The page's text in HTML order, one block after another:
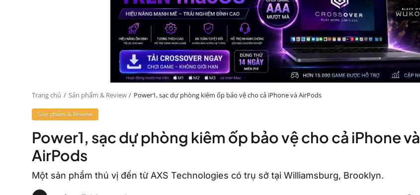
Trang chủ Sản phẩm & Review Power1, sạc dự phòng kiêm ốp bảo vệ cho cả iPhone và AirPods
Sản phẩm & Review
Power1, sạc dự phòng kiêm ốp bảo vệ cho cả iPhone và
AirPods
Một sản phẩm thú vị đến từ AXS Technologies có trụ sở tại Williamsburg, Brooklyn.